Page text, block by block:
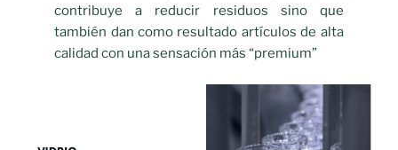
contribuye a reducir residuos sino que
también dan como resultado artículos de alta
calidad con una sensación más “premium”